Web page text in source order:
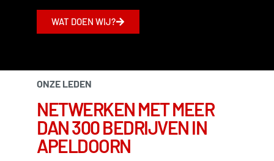
WAT DOEN WIJ?
ONZE LEDEN
NETWERKEN MET MEER
DAN 300 BEDRIJVEN IN
APELDOORN